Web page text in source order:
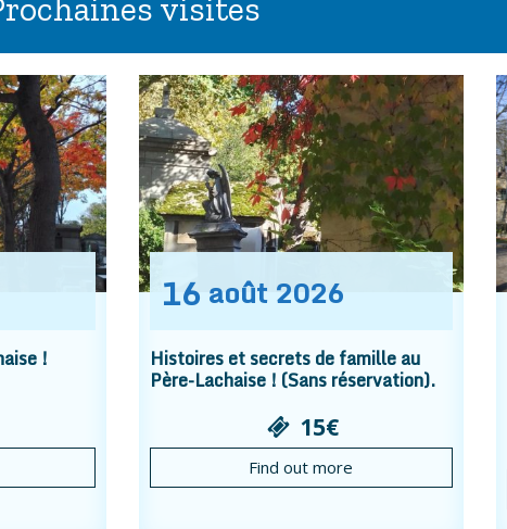
visites
!
16 août 2026
Histoires et secrets de famille au
Père-Lachaise ! (Sans réservation).
15€
Find out more